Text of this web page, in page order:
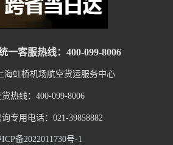
一客服热线：400-099-8006
海虹桥机场航空货运服务中心
热线：400-099-8006
专用电话：021-39858882
备2022011730号-1